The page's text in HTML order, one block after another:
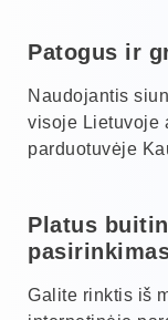
Patogus ir
Naudojantis
visoje Lietuvoje
parduotuvėje
Platus
Galite rinktis iš